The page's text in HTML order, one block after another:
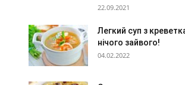
22.09.2021
Легкий суп з
нічого зайвого!
04.02.2022